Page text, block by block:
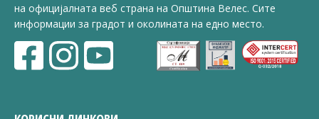
на официјалната веб страна на Општина Велес. Сите
информации за градот и околината на едно место.